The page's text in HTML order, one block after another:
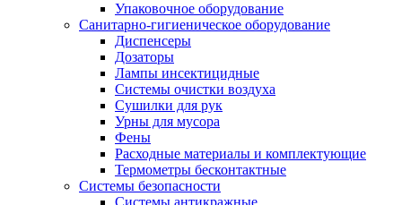
Упаковочное оборудование
Санитарно-гигиеническое оборудование
Диспенсеры
Дозаторы
Лампы инсектицидные
Системы очистки воздуха
Сушилки для рук
Урны для мусора
Фены
Расходные материалы и комплектующие
Термометры бесконтактные
Системы безопасности
Системы антикражные